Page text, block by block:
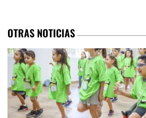
OTRAS NOTICIAS